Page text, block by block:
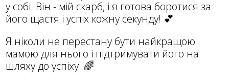
у собі. Він - мій скарб, і я готова боротися за
його щастя і успіх кожну секунду! 💕
Я ніколи не перестану бути найкращою
мамою для нього і підтримувати його на
шляху до успіху. 🌈